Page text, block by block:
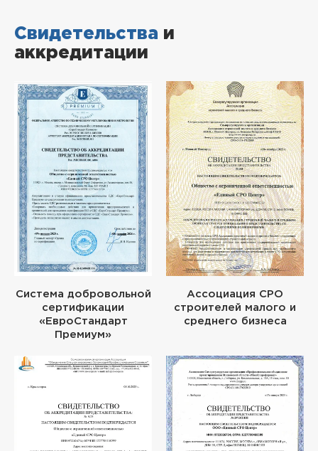
Свидетельства и
аккредитации
Система добровольной
сертификации
«ЕвроСтандарт
Премиум»
Ассоциация СРО
строителей малого и
среднего бизнеса